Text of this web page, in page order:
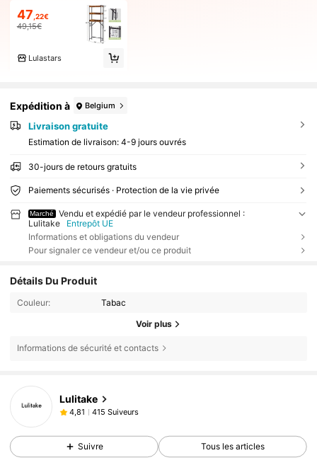
47 ,22€
49,15€
Lulastars
Expédition à Belgium
Livraison gratuite
Estimation de livraison: 4-9 jours ouvrés
30-jours de retours gratuits
Paiements sécurisés · Protection de la vie privée
Marché
Vendu et expédié par le vendeur professionnel :
Lulitake
Entrepôt UE
Informations et obligations du vendeur
Pour signaler ce vendeur et/ou ce produit
Détails Du Produit
Couleur: Tabac
Voir plus
Informations de sécurité et contacts
Lulitake
4,81 415 Suiveurs
Suivre Tous les articles